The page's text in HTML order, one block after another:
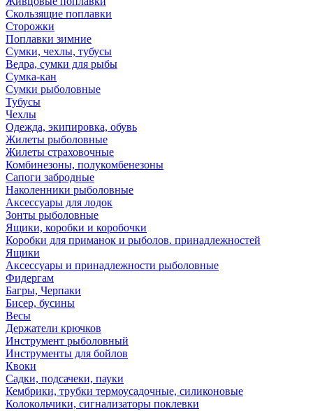
Скользящие поплавки
Сторожки
Поплавки зимние
Сумки, чехлы, тубусы
Ведра, сумки для рыбы
Сумка-кан
Сумки рыболовные
Тубусы
Чехлы
Одежда, экипировка, обувь
Жилеты рыболовные
Жилеты страховочные
Комбинезоны, полукомбенезоны
Сапоги забродные
Наколенники рыболовные
Аксессуары для лодок
Зонты рыболовные
Ящики, коробки и коробочки
Коробки для приманок и рыболов. принадлежностей
Ящики
Аксессуары и принадлежности рыболовные
Фидергам
Багры, Черпаки
Бисер, бусины
Весы
Держатели крючков
Инструмент рыболовный
Инструменты для бойлов
Квоки
Садки, подсачеки, пауки
Кембрики, трубки термоусадочные, силиконовые
Колокольчики, сигнализаторы поклевки